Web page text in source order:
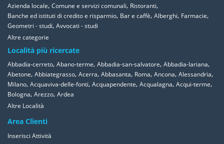
Azienda locale, Comune e servizi comunali, Ristoranti,
Banche ed istituti di credito e risparmio, Bar e caffè, Alberghi, Farmacie,
Geometri - studi, Avvocati - studi
Altre categorie
Località più ricercate
Abbadia-cerreto, Abano-terme, Abbadia-san-salvatore, Abbadia-lariana,
Abetone, Abbiategrasso, Acerra, Abbasanta, Roma, Ancona, Alessandria,
Milano, Acquaviva-delle-fonti, Acquapendente, Acqualagna, Acqui-terme,
Bologna, Arezzo, Ardea
Altre Località
Area Clienti
Inserisci Attività